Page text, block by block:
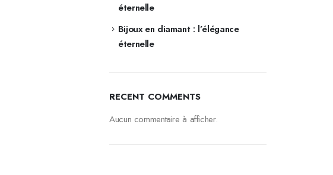
éternelle
Bijoux en diamant : l’élégance
éternelle
RECENT COMMENTS
Aucun commentaire à afficher.